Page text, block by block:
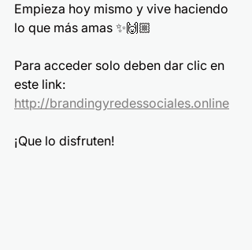
Empieza hoy mismo y vive haciendo
lo que más amas ✨🙌🏼
Para acceder solo deben dar clic en
este link:
http://brandingyredessociales.online
¡Que lo disfruten!